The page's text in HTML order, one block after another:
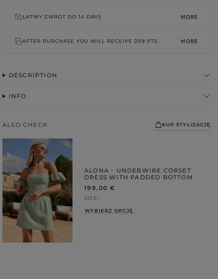
STRAPS
ŁATWY ZWROT DO 14 DAYS MORE
AFTER PURCHASE YOU WILL RECEIVE 209 PTS. MORE
DESCRIPTION
INFO
ALSO CHECK
ALONA - UNDERWIRE CORSET
DRESS WITH PADDED BOTTOM
199,00 €
SIZE
WYBIERZ OPCJĘ
KUP STYLIZACJĘ